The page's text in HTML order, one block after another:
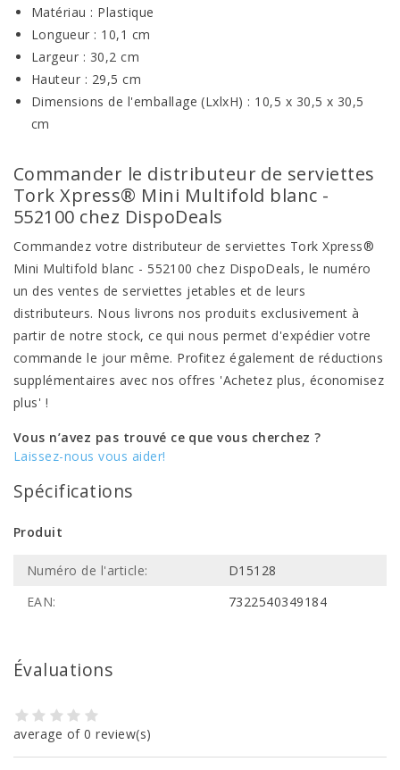
Matériau : Plastique
Longueur : 10,1 cm
Largeur : 30,2 cm
Hauteur : 29,5 cm
Dimensions de l'emballage (LxlxH) : 10,5 x 30,5 x 30,5
cm
Commander le distributeur de serviettes
Tork Xpress® Mini Multifold blanc -
552100 chez DispoDeals
Commandez votre distributeur de serviettes Tork Xpress®
Mini Multifold blanc - 552100 chez DispoDeals, le numéro
un des ventes de serviettes jetables et de leurs
distributeurs. Nous livrons nos produits exclusivement à
partir de notre stock, ce qui nous permet d'expédier votre
commande le jour même. Profitez également de réductions
supplémentaires avec nos offres 'Achetez plus, économisez
plus' !
Vous n’avez pas trouvé ce que vous cherchez ?
Laissez-nous vous aider!
Spécifications
Produit
Numéro de l'article:
D15128
EAN:
7322540349184
Évaluations
average of 0 review(s)